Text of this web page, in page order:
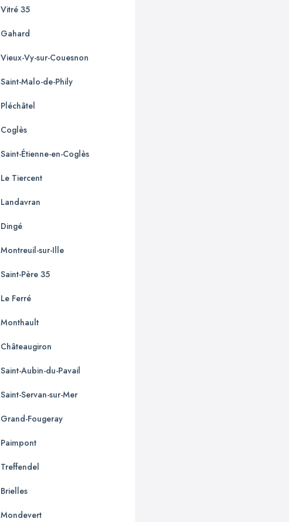
Vitré 35
Gahard
Vieux-Vy-sur-Couesnon
Saint-Malo-de-Phily
Pléchâtel
Coglès
Saint-Étienne-en-Coglès
Le Tiercent
Landavran
Dingé
Montreuil-sur-Ille
Saint-Père 35
Le Ferré
Monthault
Châteaugiron
Saint-Aubin-du-Pavail
Saint-Servan-sur-Mer
Grand-Fougeray
Paimpont
Treffendel
Brielles
Mondevert